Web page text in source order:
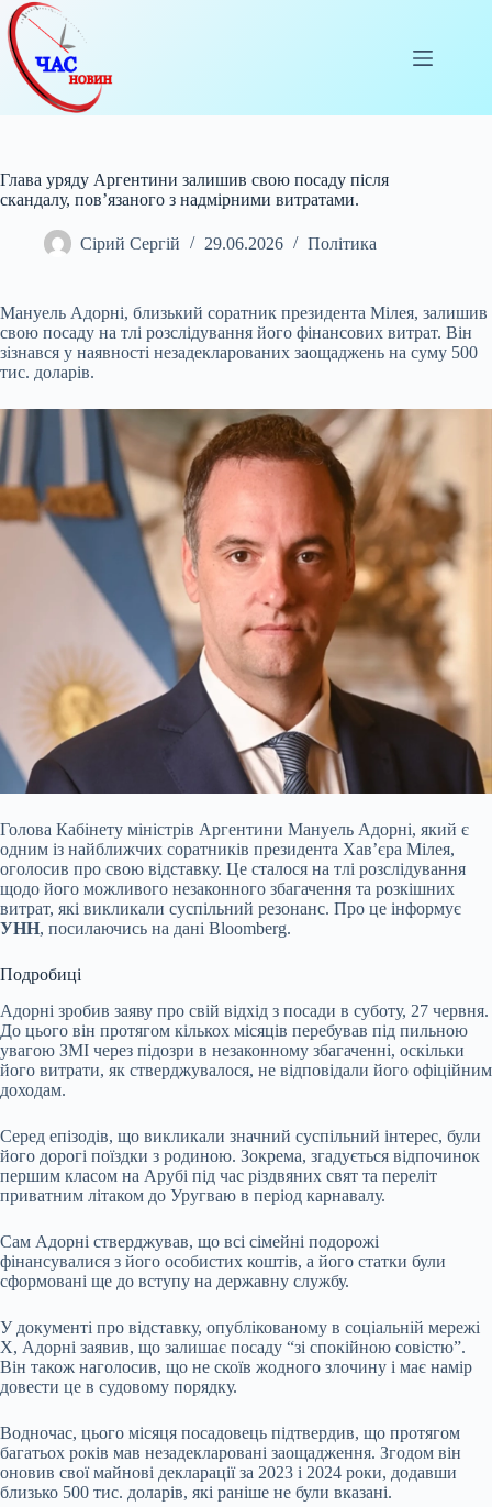
Перейти
до
вмісту
Глава уряду Аргентини залишив свою посаду після
скандалу, пов’язаного з надмірними витратами.
Сірий Сергій 29.06.2026 Політика
Мануель Адорні, близький соратник президента Мілея, залишив
свою посаду на тлі розслідування його фінансових витрат. Він
зізнався у наявності незадекларованих заощаджень на суму 500
тис. доларів.
Голова Кабінету міністрів Аргентини Мануель Адорні, який є
одним із найближчих соратників президента Хав’єра Мілея,
оголосив про свою відставку. Це сталося на тлі розслідування
щодо його можливого незаконного збагачення та розкішних
витрат, які викликали суспільний резонанс. Про це інформує
УНН, посилаючись на дані Bloomberg.
Подробиці
Адорні зробив заяву про свій відхід з посади в суботу, 27 червня.
До цього він протягом кількох місяців перебував під пильною
увагою ЗМІ через підозри в незаконному збагаченні, оскільки
його витрати, як стверджувалося, не відповідали його офіційним
доходам.
Серед епізодів, що викликали значний суспільний інтерес, були
його дорогі поїздки з родиною. Зокрема, згадується відпочинок
першим класом на Арубі під час різдвяних свят та переліт
приватним літаком до Уругваю в період карнавалу.
Сам Адорні стверджував, що всі сімейні подорожі
фінансувалися з його особистих коштів, а його статки були
сформовані ще до вступу на державну службу.
У документі про відставку, опублікованому в соціальній мережі
X, Адорні заявив, що залишає посаду “зі спокійною совістю”.
Він також наголосив, що не скоїв жодного злочину і має намір
довести це в судовому порядку.
Водночас, цього місяця посадовець підтвердив, що протягом
багатьох років мав незадекларовані заощадження. Згодом він
оновив свої майнові декларації за 2023 і 2024 роки, додавши
близько 500 тис. доларів, які раніше не були вказані.